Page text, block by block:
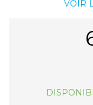
VOIR